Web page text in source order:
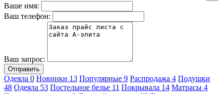
Ваше имя:
Ваш телефон:
Ваш запрос:
Отправить
Одеяла 0 Новинки 13 Популярные 9 Распродажа 4 Подушки
48 Одеяла 53 Постельное белье 11 Покрывала 14 Матрасы 4